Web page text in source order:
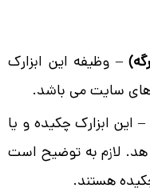
– وظیفه این ابزارک
های سایت می باشد.
– این ابزارک چکیده و یا
لازم به توضیح است
هستند.